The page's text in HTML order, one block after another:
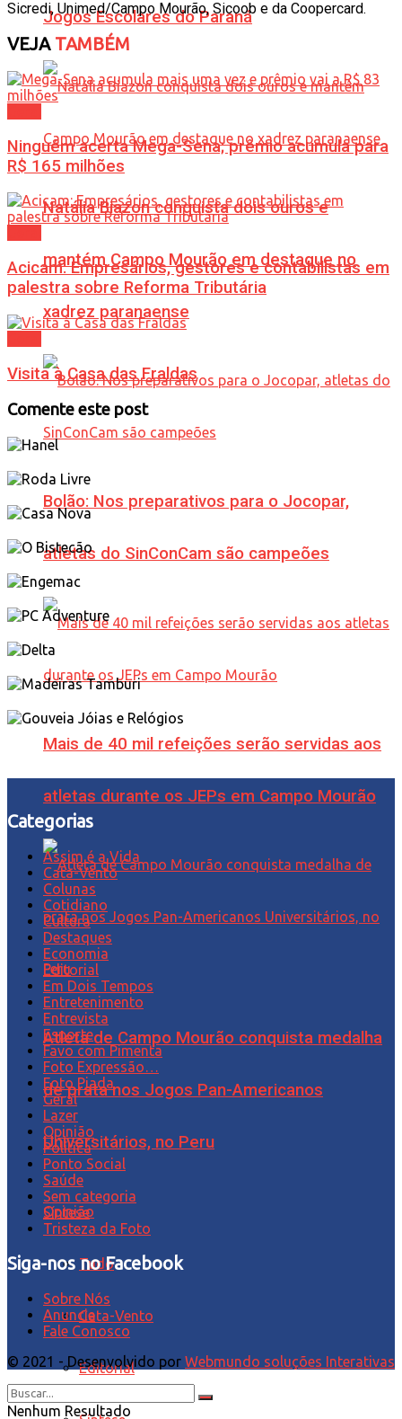
Jogos Escolares do Paraná
Natália Biazon conquista dois ouros e
mantém Campo Mourão em destaque no
xadrez paranaense
Bolão: Nos preparativos para o Jocopar,
atletas do SinConCam são campeões
Mais de 40 mil refeições serão servidas aos
atletas durante os JEPs em Campo Mourão
Atleta de Campo Mourão conquista medalha
de prata nos Jogos Pan-Americanos
Universitários, no Peru
Opinião
Tudo
Cata-Vento
Editorial
Sicredi, Unimed/Campo Mourão, Sicoob e da Coopercard.
VEJATAMBÉM
Ninguém acerta Mega-Sena; prêmio acumula para
R$ 165 milhões
Acicam: Empresários, gestores e contabilistas em
palestra sobre Reforma Tributária
Visita à Casa das Fraldas
Comente este post
Categorias
Assim é a Vida
Cata-Vento
Colunas
Cotidiano
Cultura
Destaques
Economia
Editorial
Em Dois Tempos
Entretenimento
Entrevista
Esporte
Favo com Pimenta
Foto Expressão…
Foto Piada
Geral
Lazer
Opinião
Política
Ponto Social
Saúde
Sem categoria
Síntese
Tristeza da Foto
Siga-nos no Facebook
Sobre Nós
Anuncie
Fale Conosco
© 2021 - Desenvolvido por Webmundo soluções Interativas
Nenhum Resultado